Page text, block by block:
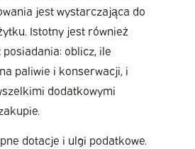
jest wystarczająca do
Istotny jest również
posiadania: oblicz, ile
paliwie i konserwacji, i
dodatkowymi
dotacje i ulgi podatkowe.